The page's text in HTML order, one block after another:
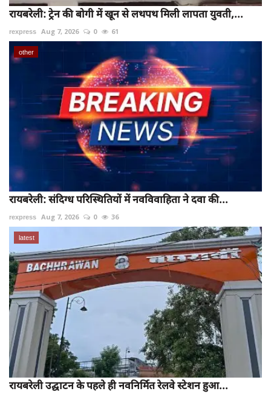
रायबरेली: ट्रेन की बोगी में खून से लथपथ मिली लापता युवती,...
rexpress Aug 7, 2026 0 61
other
रायबरेली: संदिग्ध परिस्थितियों में नवविवाहिता ने दवा की...
rexpress Aug 7, 2026 0 36
latest
रायबरेली उद्घाटन के पहले ही नवनिर्मित रेलवे स्टेशन हुआ...